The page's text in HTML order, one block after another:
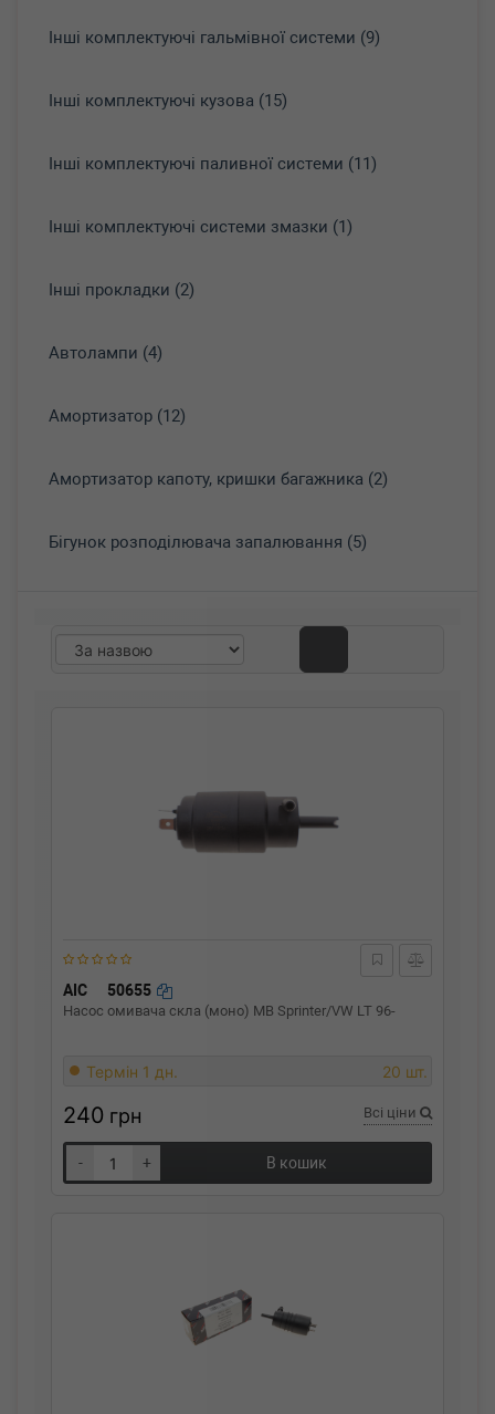
Інші комплектуючі гальмівної системи (9)
Інші комплектуючі кузова (15)
Інші комплектуючі паливної системи (11)
Інші комплектуючі системи змазки (1)
Інші прокладки (2)
Автолампи (4)
Амортизатор (12)
Амортизатор капоту, кришки багажника (2)
Бігунок розподілювача запалювання (5)
AIC 50655
Насос омивача скла (моно) MB Sprinter/VW LT 96-
Термін 1 дн. 20 шт.
240 грн Всі ціни
- + В кошик